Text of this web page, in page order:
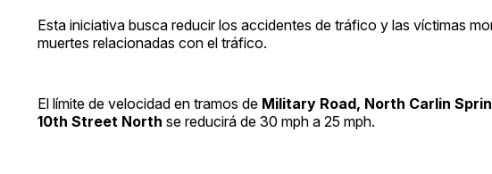
Esta iniciativa busca reducir los accidentes de tráfico y las víctimas
muertes relacionadas con el tráfico.
El límite de velocidad en tramos de Military Road, North Carlin
10th Street North se reducirá de 30 mph a 25 mph.